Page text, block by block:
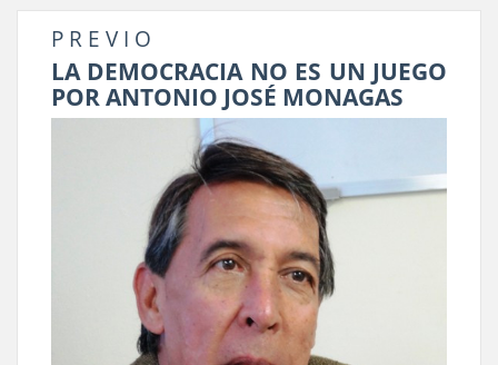
P R E V I O
LA DEMOCRACIA NO ES UN JUEGO
POR ANTONIO JOSÉ MONAGAS